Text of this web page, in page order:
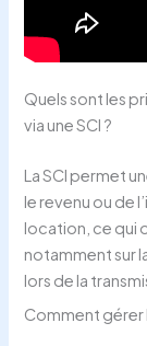
Quels sont les
via une SCI ?
La SCI permet
le revenu ou de
location, ce qui
notamment sur
lors de la
Comment gérer